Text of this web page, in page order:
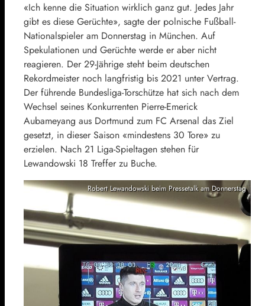
«Ich kenne die Situation wirklich ganz gut. Jedes Jahr
gibt es diese Gerüchte», sagte der polnische Fußball-
Nationalspieler am Donnerstag in München. Auf
Spekulationen und Gerüchte werde er aber nicht
reagieren. Der 29-Jährige steht beim deutschen
Rekordmeister noch langfristig bis 2021 unter Vertrag.
Der führende Bundesliga-Torschütze hat sich nach dem
Wechsel seines Konkurrenten Pierre-Emerick
Aubameyang aus Dortmund zum FC Arsenal das Ziel
gesetzt, in dieser Saison «mindestens 30 Tore» zu
erzielen. Nach 21 Liga-Spieltagen stehen für
Lewandowski 18 Treffer zu Buche.
Robert Lewandowski beim Pressetalk am Donnerstag